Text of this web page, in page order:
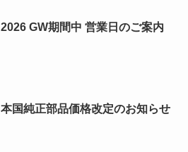
2026 GW期間中 営業日のご案内
本国純正部品価格改定のお知らせ